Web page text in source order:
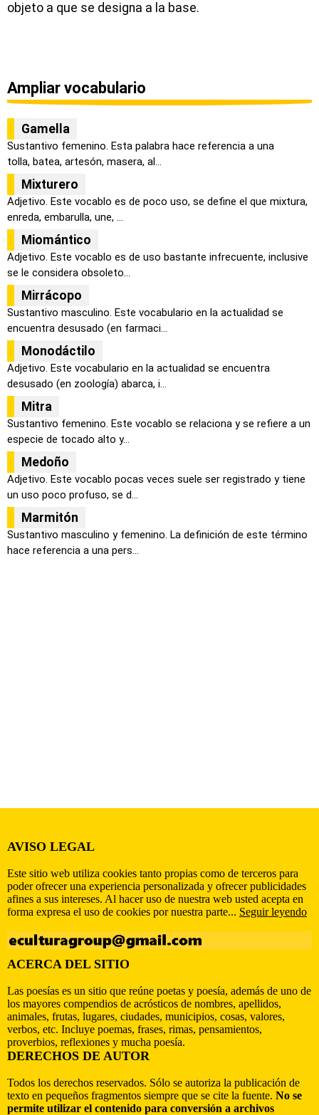
objeto a que se designa a la base.
Ampliar vocabulario
Gamella
Sustantivo femenino. Esta palabra hace referencia a una
tolla, batea, artesón, masera, al...
Mixturero
Adjetivo. Este vocablo es de poco uso, se define el que mixtura,
enreda, embarulla, une, ...
Miomántico
Adjetivo. Este vocablo es de uso bastante infrecuente, inclusive
se le considera obsoleto...
Mirrácopo
Sustantivo masculino. Este vocabulario en la actualidad se
encuentra desusado (en farmaci...
Monodáctilo
Adjetivo. Este vocabulario en la actualidad se encuentra
desusado (en zoología) abarca, i...
Mitra
Sustantivo femenino. Este vocablo se relaciona y se refiere a un
especie de tocado alto y...
Medoño
Adjetivo. Este vocablo pocas veces suele ser registrado y tiene
un uso poco profuso, se d...
Marmitón
Sustantivo masculino y femenino. La definición de este término
hace referencia a una pers...
AVISO LEGAL
Este sitio web utiliza cookies tanto propias como de terceros para
poder ofrecer una experiencia personalizada y ofrecer publicidades
afines a sus intereses. Al hacer uso de nuestra web usted acepta en
forma expresa el uso de cookies por nuestra parte... Seguir leyendo
ACERCA DEL SITIO
Las poesías es un sitio que reúne poetas y poesía, además de uno de
los mayores compendios de acrósticos de nombres, apellidos,
animales, frutas, lugares, ciudades, municipios, cosas, valores,
verbos, etc. Incluye poemas, frases, rimas, pensamientos,
proverbios, reflexiones y mucha poesía.
DERECHOS DE AUTOR
Todos los derechos reservados. Sólo se autoriza la publicación de
texto en pequeños fragmentos siempre que se cite la fuente. No se
permite utilizar el contenido para conversión a archivos